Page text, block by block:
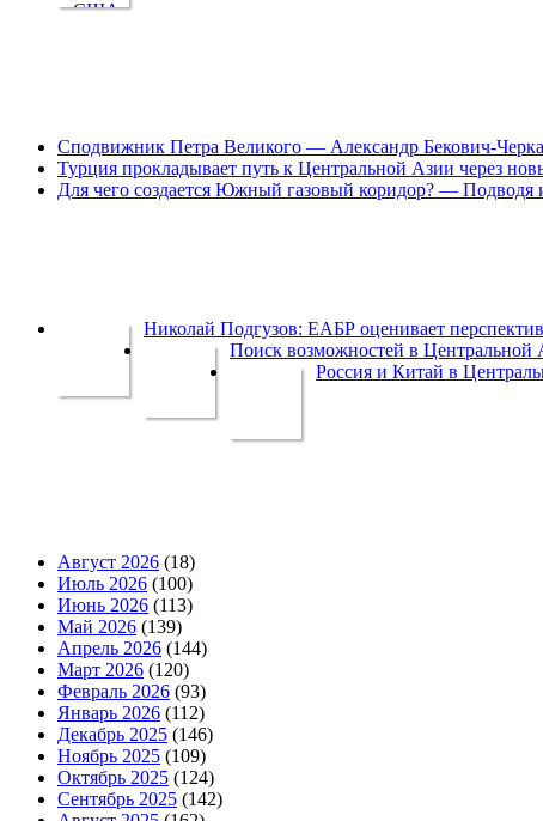
Сподвижник Петра Великого — Александр Бекович-
Турция прокладывает путь к Центральной Азии через
Для чего создается Южный газовый коридор? — Подводя
Николай Подгузов: ЕАБР оценивает
Поиск возможностей в Центральной
Россия и Китай в
Август 2026 (18)
Июль 2026 (100)
Июнь 2026 (113)
Май 2026 (139)
Апрель 2026 (144)
Март 2026 (120)
Февраль 2026 (93)
Январь 2026 (112)
Декабрь 2025 (146)
Ноябрь 2025 (109)
Октябрь 2025 (124)
Сентябрь 2025 (142)